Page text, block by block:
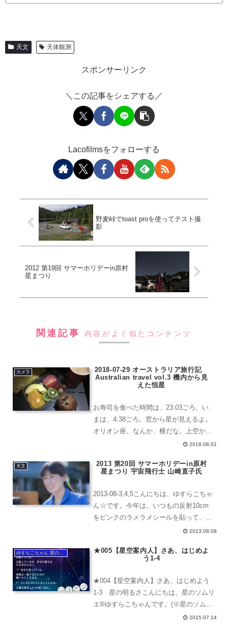
天文 天体観測
スポンサーリンク
＼この記事をシェアする／
Lacofilmsをフォローする
野麦峠でtoast proを使ってテスト撮
影
2012 第19回 サマーホリデーin原村
星まつり
関連記事 内容がよく似たコンテンツ
カメラ
2018-07-29 オーストラリア旅行記
Australian travel vol.3 機内から見
えた恒星
お寿司を食べた時間は、23:03ごろ。い
まは、4:38ごろ。窓から星が見えるよ。
オリオン座。なんか、横だな。上空から
だと、高速で移動しているため星の写真
イカレンズがついたカメラや、sonyのカ
2018.08.01
天文
2013 第20回 サマーホリデーin原村
星まつり 宇宙飛行士 山崎直子氏
2013-08-3,4,5こんにちは、ゆすらこちゃ
ん☆です。今年は、いつもの反射10cm
をピンクのラメラメシールを貼って、若
干痛い感じにしましたが、けっこう可愛
とで好評です。いつもの観望エリアこと
2013.08.08
ゆすらこちゃん 星のソムリエ®︎
★005【星空案内人】さあ、はじめよ
う1-4
★004【星空案内人】さあ、はじめよう
1-3 星の明るさこんにちは、星のソムリ
エ®︎ゆすらこちゃんです。(※星のソムリ
エ®︎は星空案内人資格認定制度運営機構
2015.07.14